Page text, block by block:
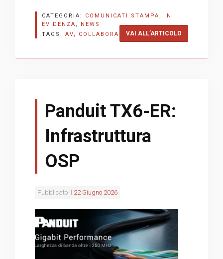
VAI ALL’ARTICOLO
CATEGORIA: COMUNICATI STAMPA , IN
EVIDENZA , NEWS
TAGS: AV, COLLABORAZIONE
Panduit TX6-ER:
Infrastruttura
OSP
Pubblicato il 22 Giugno 2026